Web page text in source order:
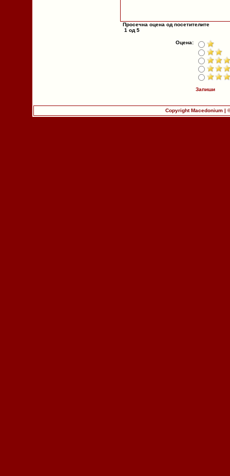
Просечна оцена од посетителите
1 од 5
Оцена:
Запиши
Copyright Macedonium |